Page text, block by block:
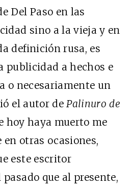
Del Paso en las
sino a la vieja y en
definición rusa, es
publicidad a hechos e
o necesariamente un
el autor de Palinuro de
hoy haya muerto me
otras ocasiones,
este escritor
que al presente,